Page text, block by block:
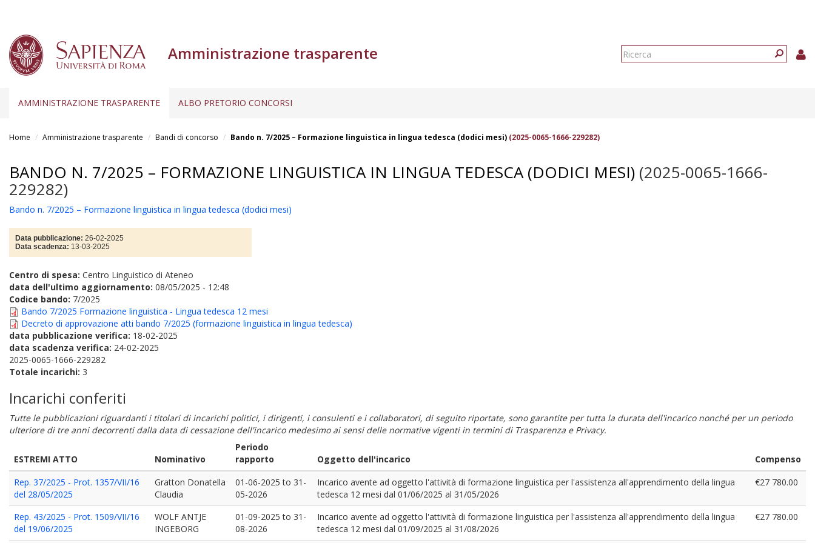
Amministrazione trasparente
Form
AMMINISTRAZIONE TRASPARENTE ALBO PRETORIO CONCORSI
Home Amministrazione trasparente Bandi di concorso Bando n. 7/2025 – Formazione linguistica in lingua tedesca (dodici mesi) (2025-0065-1666-229282)
BANDO N. 7/2025 – FORMAZIONE LINGUISTICA IN LINGUA TEDESCA (DODICI MESI) (2025-0065-1666-
229282)
Bando n. 7/2025 – Formazione linguistica in lingua tedesca (dodici mesi)
Data pubblicazione: 26-02-2025
Data scadenza: 13-03-2025
Centro di spesa: Centro Linguistico di Ateneo
data dell'ultimo aggiornamento: 08/05/2025 - 12:48
Codice bando: 7/2025
Bando 7/2025 Formazione linguistica - Lingua tedesca 12 mesi
Decreto di approvazione atti bando 7/2025 (formazione linguistica in lingua tedesca)
data pubblicazione verifica: 18-02-2025
data scadenza verifica: 24-02-2025
2025-0065-1666-229282
Totale incarichi: 3
Incarichi conferiti
Tutte le pubblicazioni riguardanti i titolari di incarichi politici, i dirigenti, i consulenti e i collaboratori, di seguito riportate, sono garantite per tutta la durata dell'incarico nonché per un periodo
ulteriore di tre anni decorrenti dalla data di cessazione dell'incarico medesimo ai sensi delle normative vigenti in termini di Trasparenza e Privacy.
ESTREMI ATTO Nominativo
Periodo
rapporto
Oggetto dell'incarico
Compenso
Rep. 37/2025 - Prot. 1357/VII/16
del 28/05/2025
Gratton Donatella
Claudia
01-06-2025 to 31-
05-2026
Incarico avente ad oggetto l'attività di formazione linguistica per l'assistenza all'apprendimento della lingua
tedesca 12 mesi dal 01/06/2025 al 31/05/2026
€27 780.00
Rep. 43/2025 - Prot. 1509/VII/16
del 19/06/2025
WOLF ANTJE
INGEBORG
01-09-2025 to 31-
08-2026
Incarico avente ad oggetto l'attività di formazione linguistica per l'assistenza all'apprendimento della lingua
tedesca 12 mesi dal 01/09/2025 al 31/08/2026
€27 780.00